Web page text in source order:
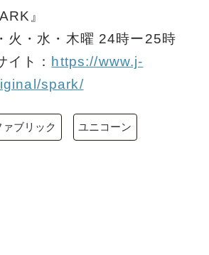
』
火・水・木曜 24時ー25時
イト： https://www.j-
spark/
ァブリック ユニコーン